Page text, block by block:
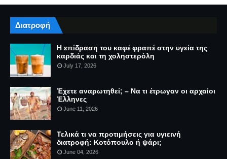
Διατροφή
Η επίδραση του καφέ φραπέ στην υγεία της
καρδιάς και τη χοληστερόλη
July 17, 2026
Έχετε αναρωτηθεί; – Να τι έτρωγαν οι αρχαίοι
Έλληνες
June 11, 2026
Τελικά τι να προτιμήσεις για υγιεινή
διατροφή: Κοτόπουλο ή ψάρι;
June 04, 2026